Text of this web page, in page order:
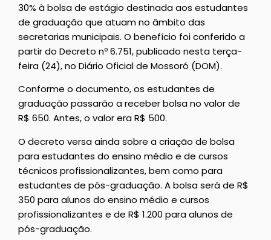
30% à bolsa de estágio destinada aos estudantes
de graduação que atuam no âmbito das
secretarias municipais. O benefício foi conferido a
partir do Decreto nº 6.751, publicado nesta terça-
feira (24), no Diário Oficial de Mossoró (DOM).
Conforme o documento, os estudantes de
graduação passarão a receber bolsa no valor de
R$ 650. Antes, o valor era R$ 500.
O decreto versa ainda sobre a criação de bolsa
para estudantes do ensino médio e de cursos
técnicos profissionalizantes, bem como para
estudantes de pós-graduação. A bolsa será de R$
350 para alunos do ensino médio e cursos
profissionalizantes e de R$ 1.200 para alunos de
pós-graduação.